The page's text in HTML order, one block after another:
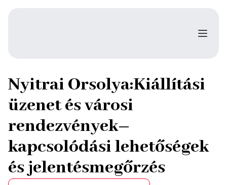
Nyitrai Orsolya:Kiállítási
üzenet és városi
rendezvények–
kapcsolódási lehetőségek
és jelentésmegőrzés